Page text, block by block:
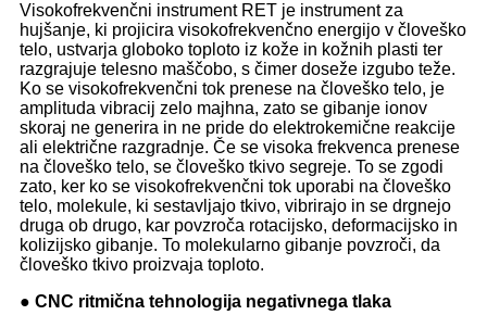
Visokofrekvenčni instrument RET je instrument za
hujšanje, ki projicira visokofrekvenčno energijo v človeško
telo, ustvarja globoko toploto iz kože in kožnih plasti ter
razgrajuje telesno maščobo, s čimer doseže izgubo teže.
Ko se visokofrekvenčni tok prenese na človeško telo, je
amplituda vibracij zelo majhna, zato se gibanje ionov
skoraj ne generira in ne pride do elektrokemične reakcije
ali električne razgradnje. Če se visoka frekvenca prenese
na človeško telo, se človeško tkivo segreje. To se zgodi
zato, ker ko se visokofrekvenčni tok uporabi na človeško
telo, molekule, ki sestavljajo tkivo, vibrirajo in se drgnejo
druga ob drugo, kar povzroča rotacijsko, deformacijsko in
kolizijsko gibanje. To molekularno gibanje povzroči, da
človeško tkivo proizvaja toploto.
● CNC ritmična tehnologija negativnega tlaka